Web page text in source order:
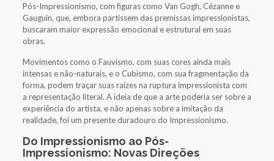
Pós-Impressionismo, com figuras como Van Gogh, Cézanne e
Gauguin, que, embora partissem das premissas impressionistas,
buscaram maior expressão emocional e estrutural em suas
obras.
Movimentos como o Fauvismo, com suas cores ainda mais
intensas e não-naturais, e o Cubismo, com sua fragmentação da
forma, podem traçar suas raízes na ruptura impressionista com
a representação literal. A ideia de que a arte poderia ser sobre a
experiência do artista, e não apenas sobre a imitação da
realidade, foi um presente duradouro do Impressionismo.
Do Impressionismo ao Pós-
Impressionismo: Novas Direções